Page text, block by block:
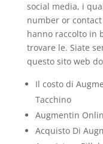
social media, i
number or
hanno raccolto in
trovare le. Siate
questo sito web
Il costo di
Tacchino
Augmentin
Acquisto Di